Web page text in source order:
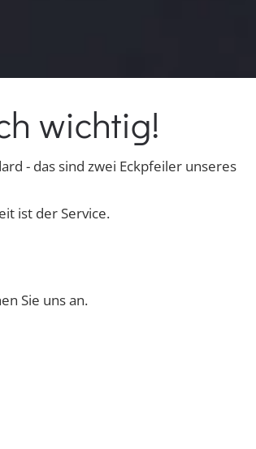
wichtig!
- das sind zwei Eckpfeiler unseres
ist der Service.
Sie uns an.